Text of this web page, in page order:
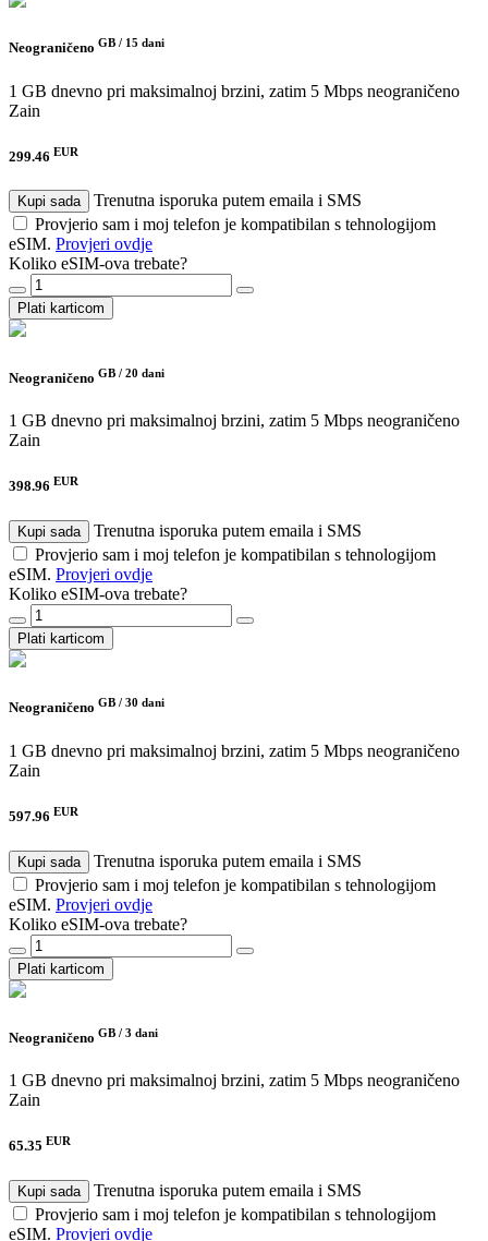
Neograničeno GB / 15 dani
1 GB dnevno pri maksimalnoj brzini, zatim 5 Mbps neograničeno
Zain
299.46 EUR
Kupi sada
Trenutna isporuka putem emaila i SMS
Provjerio sam i moj telefon je kompatibilan s tehnologijom
eSIM. Provjeri ovdje
Koliko eSIM-ova trebate?
Plati karticom
Neograničeno GB / 20 dani
1 GB dnevno pri maksimalnoj brzini, zatim 5 Mbps neograničeno
Zain
398.96 EUR
Kupi sada
Trenutna isporuka putem emaila i SMS
Provjerio sam i moj telefon je kompatibilan s tehnologijom
eSIM. Provjeri ovdje
Koliko eSIM-ova trebate?
Plati karticom
Neograničeno GB / 30 dani
1 GB dnevno pri maksimalnoj brzini, zatim 5 Mbps neograničeno
Zain
597.96 EUR
Kupi sada
Trenutna isporuka putem emaila i SMS
Provjerio sam i moj telefon je kompatibilan s tehnologijom
eSIM. Provjeri ovdje
Koliko eSIM-ova trebate?
Plati karticom
Neograničeno GB / 3 dani
1 GB dnevno pri maksimalnoj brzini, zatim 5 Mbps neograničeno
Zain
65.35 EUR
Kupi sada
Trenutna isporuka putem emaila i SMS
Provjerio sam i moj telefon je kompatibilan s tehnologijom
eSIM. Provjeri ovdje